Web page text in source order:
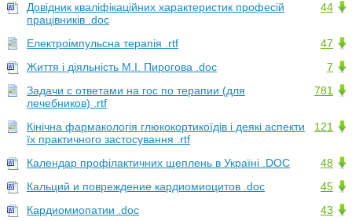
44
Довідник кваліфікаційних характеристик професій
працівників .doc
47
Електроімпульсна терапія .rtf
7
Життя і діяльність М.І. Пирогова .doc
781
Задачи с ответами на гос по терапии (для
лечебников) .rtf
121
Кінічна фармакологія глюкокортикоїдів і деякі аспекти
їх практичного застосування .rtf
48
Календар профілактичних щеплень в Україні .DOC
45
Кальций и повреждение кардиомиоцитов .doc
43
Кардиомиопатии .doc